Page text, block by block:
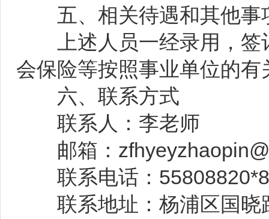
五、相关待遇和其他事
上述人员一经录用，签
会保险等按照事业单位的有
六、联系方式
联系人：李老师
邮箱：
联系电话：
联系地址：杨浦区国晓